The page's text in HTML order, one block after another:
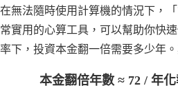
在無法隨時使用計算機的情況下，
常實用的心算工具，可以幫助你快
率下，投資本金翻一倍需要多少年。
本金翻倍年數 ≈ 72 / 年